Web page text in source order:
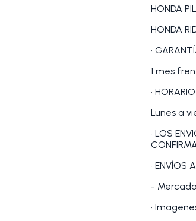
HONDA
HONDA
•
1 mes
•
Lunes a
• LOS
• ENVÍOS
-
•